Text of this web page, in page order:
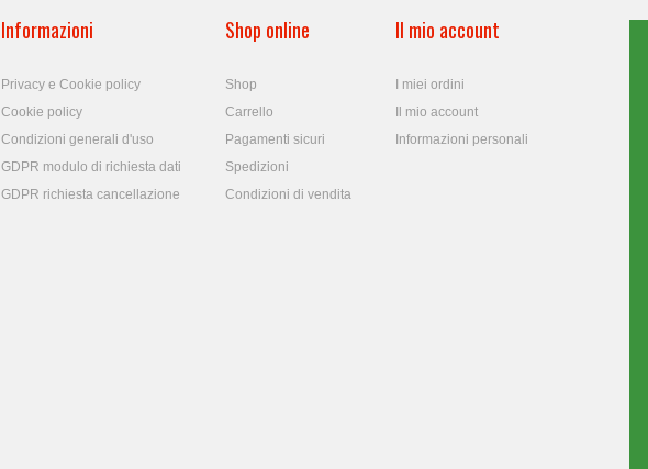
Informazioni
Privacy e Cookie policy
Cookie policy
Condizioni generali d'uso
GDPR modulo di richiesta dati
GDPR richiesta cancellazione
Shop online
Shop
Carrello
Pagamenti sicuri
Spedizioni
Condizioni di vendita
Il mio account
I miei ordini
Il mio account
Informazioni personali